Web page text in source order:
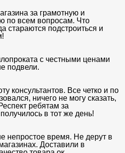
за грамотную и
по всем вопросам. Что
стараются подстроиться и
с честными ценами
подвели.
консультантов. Все четко и по
ничего не могу сказать,
ребятам за
в тот же день!
непростое время. Не дерут в
Доставили в